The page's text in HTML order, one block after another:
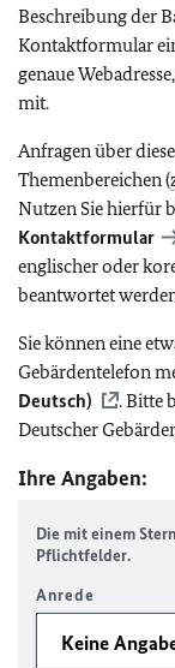
Beschreibung der
Kontaktformular
genaue
mit.
Anfragen über
Themenbereichen (
Nutzen Sie hierfür
Kontaktformular
englischer oder
beantwortet
Sie können eine
Gebärdentelefon
Deutsch)
. Bitte
Deutscher
Ihre Angaben:
Die mit einem
Pflichtfelder.
Anrede